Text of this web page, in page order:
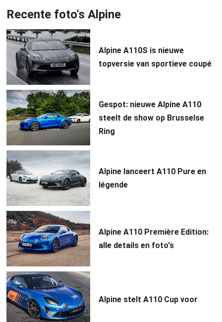
Recente foto's Alpine
Alpine A110S is nieuwe
topversie van sportieve coupé
Gespot: nieuwe Alpine A110
steelt de show op Brusselse
Ring
Alpine lanceert A110 Pure en
légende
Alpine A110 Première Edition:
alle details en foto's
Alpine stelt A110 Cup voor